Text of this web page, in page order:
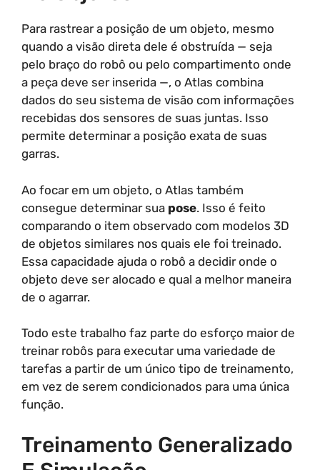
Para rastrear a posição de um objeto, mesmo
quando a visão direta dele é obstruída — seja
pelo braço do robô ou pelo compartimento onde
a peça deve ser inserida —, o Atlas combina
dados do seu sistema de visão com informações
recebidas dos sensores de suas juntas. Isso
permite determinar a posição exata de suas
garras.
Ao focar em um objeto, o Atlas também
consegue determinar sua pose. Isso é feito
comparando o item observado com modelos 3D
de objetos similares nos quais ele foi treinado.
Essa capacidade ajuda o robô a decidir onde o
objeto deve ser alocado e qual a melhor maneira
de o agarrar.
Todo este trabalho faz parte do esforço maior de
treinar robôs para executar uma variedade de
tarefas a partir de um único tipo de treinamento,
em vez de serem condicionados para uma única
função.
Treinamento Generalizado